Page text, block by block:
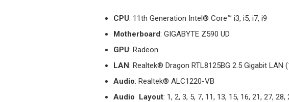
CPU: 11th Generation Intel® Core™ i3, i5, i7, i9
Motherboard: GIGABYTE Z590 UD
GPU: Radeon
LAN: Realtek® Dragon RTL8125BG 2.5 Gigabit
Audio: Realtek® ALC1220-VB
Audio Layout: 1, 2, 3, 5, 7, 11, 13, 15, 16, 21, 27, 28,